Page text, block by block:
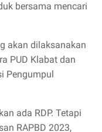
bersama mencari
akan dilaksanakan
PUD Klabat dan
Pengumpul
ada RDP. Tetapi
RAPBD 2023,